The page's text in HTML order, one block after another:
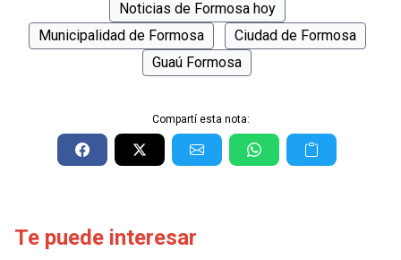
Noticias de Formosa hoy
Municipalidad de Formosa
Ciudad de Formosa
Guaú Formosa
Compartí esta nota:
Te puede interesar